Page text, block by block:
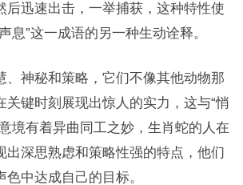
后迅速出击，一举捕获，这种特性使
息”这一成语的另一种生动诠释。
、神秘和策略，它们不像其他动物那
关键时刻展现出惊人的实力，这与“悄
境有着异曲同工之妙，生肖蛇的人在
出深思熟虑和策略性强的特点，他们
中达成自己的目标。